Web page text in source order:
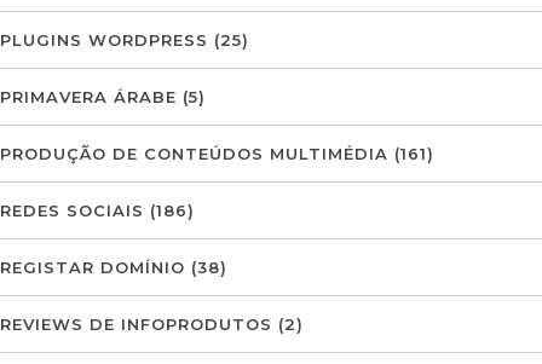
PLUGINS WORDPRESS (25)
PRIMAVERA ÁRABE (5)
PRODUÇÃO DE CONTEÚDOS MULTIMÉDIA (161)
REDES SOCIAIS (186)
REGISTAR DOMÍNIO (38)
REVIEWS DE INFOPRODUTOS (2)